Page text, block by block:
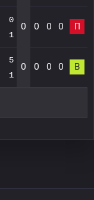
0
1
0 0 0 0 П
5
1
0 0 0 0 В